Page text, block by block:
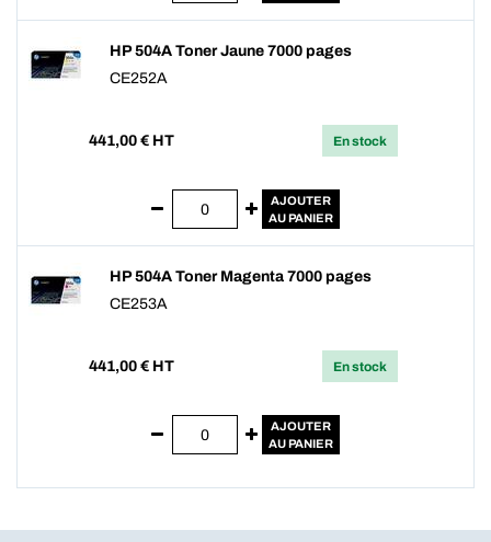
HP 504A Toner Jaune 7000 pages
CE252A
441,00 € HT En stock
AJOUTER
AU PANIER
HP 504A Toner Magenta 7000 pages
CE253A
441,00 € HT En stock
AJOUTER
AU PANIER